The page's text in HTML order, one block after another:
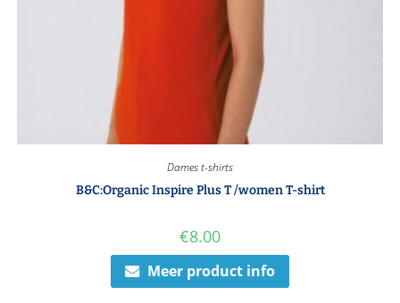
Dames t-shirts
B&C:Organic Inspire Plus T /women T-shirt
€8.00
Meer product info